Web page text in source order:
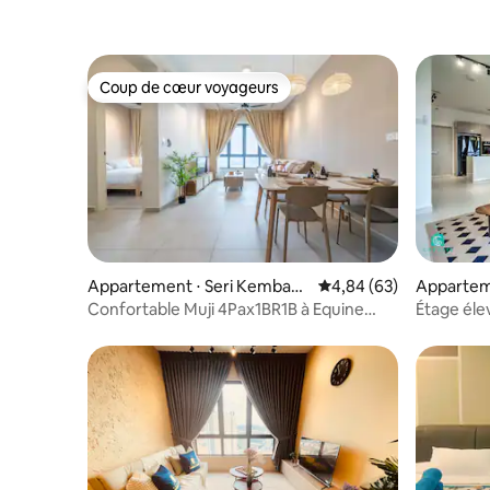
Coup de cœur voyageurs
Coup de cœur voyageurs
Appartement ⋅ Seri Kemban
gan
Évaluation moyenne
4,84 (63)
Confortable Muji 4Pax1BR1B à Equine
Étage